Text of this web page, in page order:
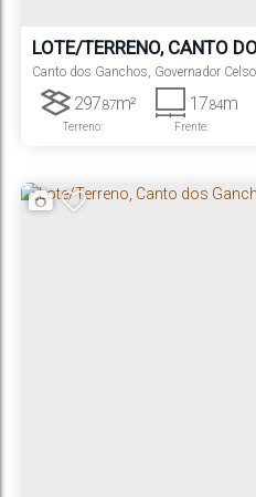
LOTE/TERRENO, CANTO
GOVERNADOR CELSO
Canto dos Ganchos, Governador
Terreno:
297.87m²
Frente:
17.84m